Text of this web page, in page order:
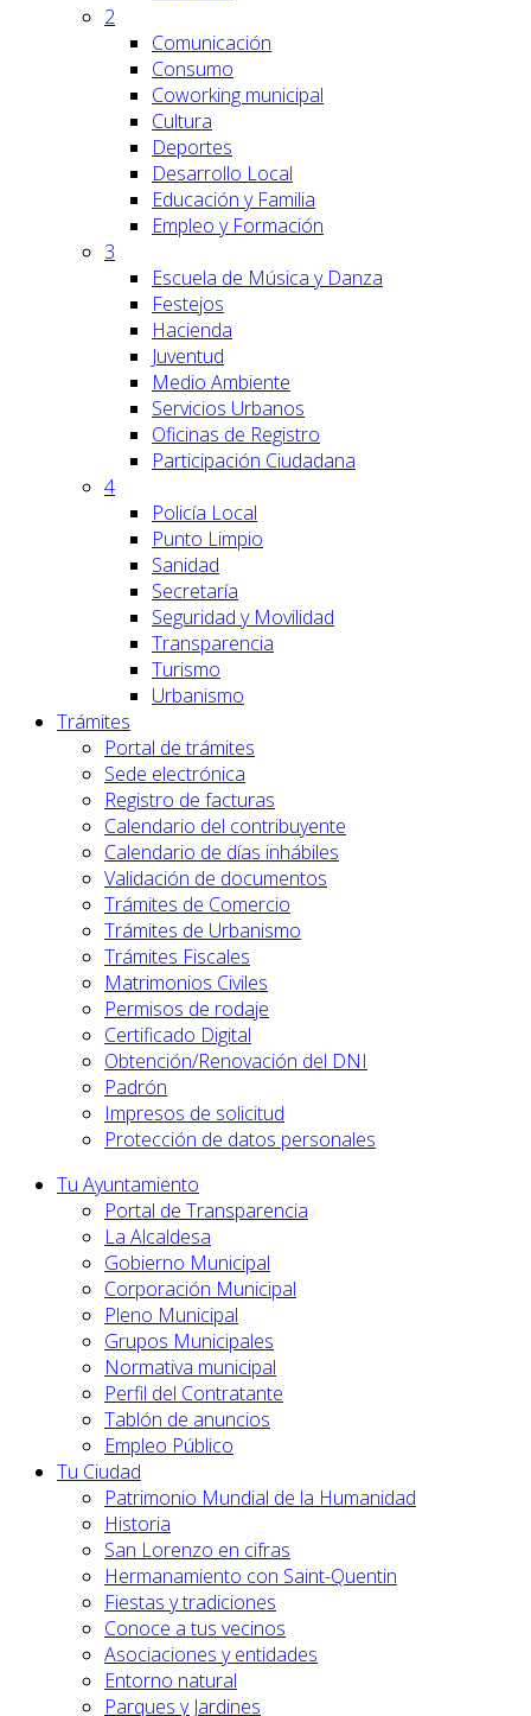
2
Comunicación
Consumo
Coworking municipal
Cultura
Deportes
Desarrollo Local
Educación y Familia
Empleo y Formación
3
Escuela de Música y Danza
Festejos
Hacienda
Juventud
Medio Ambiente
Servicios Urbanos
Oficinas de Registro
Participación Ciudadana
4
Policía Local
Punto Limpio
Sanidad
Secretaría
Seguridad y Movilidad
Transparencia
Turismo
Urbanismo
Trámites
Portal de trámites
Sede electrónica
Registro de facturas
Calendario del contribuyente
Calendario de días inhábiles
Validación de documentos
Trámites de Comercio
Trámites de Urbanismo
Trámites Fiscales
Matrimonios Civiles
Permisos de rodaje
Certificado Digital
Obtención/Renovación del DNI
Padrón
Impresos de solicitud
Protección de datos personales
Tu Ayuntamiento
Portal de Transparencia
La Alcaldesa
Gobierno Municipal
Corporación Municipal
Pleno Municipal
Grupos Municipales
Normativa municipal
Perfil del Contratante
Tablón de anuncios
Empleo Público
Tu Ciudad
Patrimonio Mundial de la Humanidad
Historia
San Lorenzo en cifras
Hermanamiento con Saint-Quentin
Fiestas y tradiciones
Conoce a tus vecinos
Asociaciones y entidades
Entorno natural
Parques y Jardines